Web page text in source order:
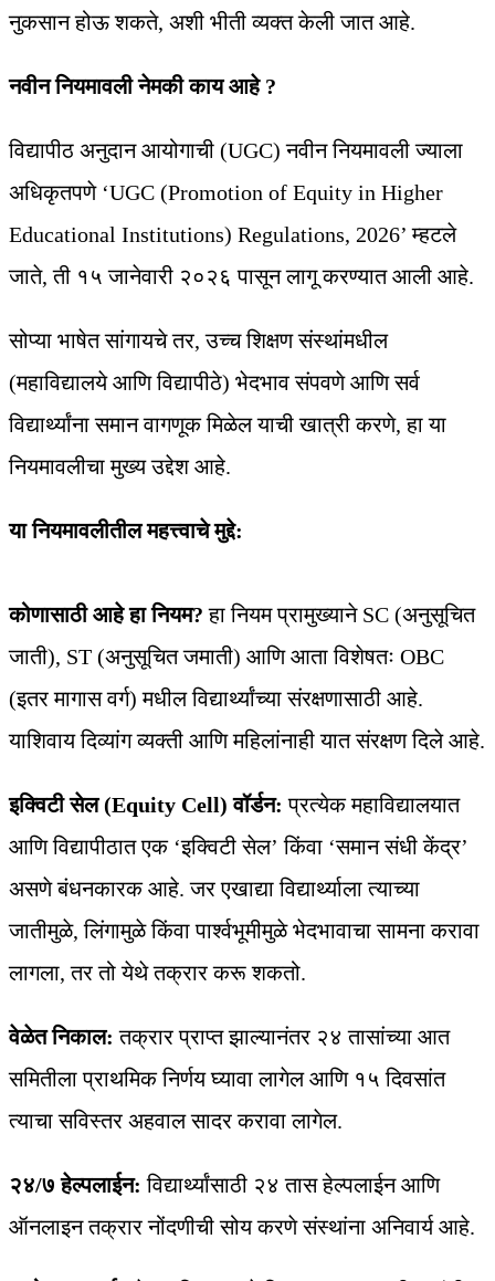
नुकसान होऊ शकते, अशी भीती व्यक्त केली जात आहे.
नवीन नियमावली नेमकी काय आहे ?
विद्यापीठ अनुदान आयोगाची (UGC) नवीन नियमावली ज्याला
अधिकृतपणे ‘UGC (Promotion of Equity in Higher
Educational Institutions) Regulations, 2026’ म्हटले
जाते, ती १५ जानेवारी २०२६ पासून लागू करण्यात आली आहे.
सोप्या भाषेत सांगायचे तर, उच्च शिक्षण संस्थांमधील
(महाविद्यालये आणि विद्यापीठे) भेदभाव संपवणे आणि सर्व
विद्यार्थ्यांना समान वागणूक मिळेल याची खात्री करणे, हा या
नियमावलीचा मुख्य उद्देश आहे.
या नियमावलीतील महत्त्वाचे मुद्दे:
कोणासाठी आहे हा नियम? हा नियम प्रामुख्याने SC (अनुसूचित
जाती), ST (अनुसूचित जमाती) आणि आता विशेषतः OBC
(इतर मागास वर्ग) मधील विद्यार्थ्यांच्या संरक्षणासाठी आहे.
याशिवाय दिव्यांग व्यक्ती आणि महिलांनाही यात संरक्षण दिले आहे.
इक्विटी सेल (Equity Cell) वॉर्डन: प्रत्येक महाविद्यालयात
आणि विद्यापीठात एक ‘इक्विटी सेल’ किंवा ‘समान संधी केंद्र’
असणे बंधनकारक आहे. जर एखाद्या विद्यार्थ्याला त्याच्या
जातीमुळे, लिंगामुळे किंवा पार्श्वभूमीमुळे भेदभावाचा सामना करावा
लागला, तर तो येथे तक्रार करू शकतो.
वेळेत निकाल: तक्रार प्राप्त झाल्यानंतर २४ तासांच्या आत
समितीला प्राथमिक निर्णय घ्यावा लागेल आणि १५ दिवसांत
त्याचा सविस्तर अहवाल सादर करावा लागेल.
२४/७ हेल्पलाईन: विद्यार्थ्यांसाठी २४ तास हेल्पलाईन आणि
ऑनलाइन तक्रार नोंदणीची सोय करणे संस्थांना अनिवार्य आहे.